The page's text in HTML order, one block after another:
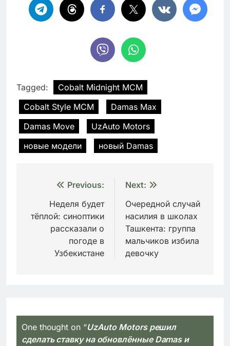
Tagged:
Cobalt Midnight MCM
Cobalt Style MCM
Damas Max
Damas Move
UzAuto Motors
новые модели
новый Damas
Навигация
записям
Previous:
Неделя будет
тёплой: синоптики
рассказали о
погоде в
Узбекистане
Next:
Очередной случай
насилия в школах
Ташкента: группа
мальчиков избила
девочку
One thought on “UzAuto Motors решил
сделать ставку на обновлённые Damas и